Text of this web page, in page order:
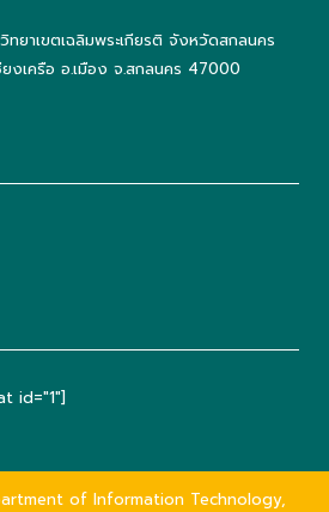
ยาเขตเฉลิมพระเกียรติ จังหวัดสกลนคร
งเครือ อ.เมือง จ.สกลนคร 47000
id="1"]
of Information Technology,